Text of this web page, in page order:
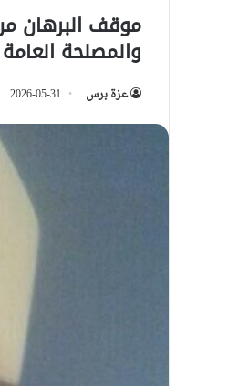
موقف البرهان
والمصلحة
عزة برس 2026-05-31